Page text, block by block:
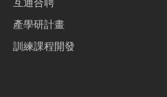
互通合聘
產學研計畫
訓練課程開發